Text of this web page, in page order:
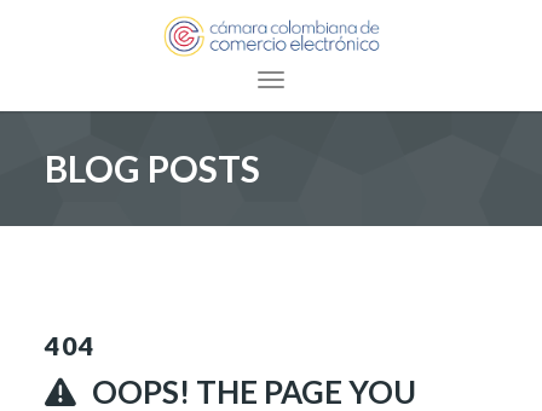
Toggle navigation
BLOG POSTS
404
OOPS! THE PAGE YOU